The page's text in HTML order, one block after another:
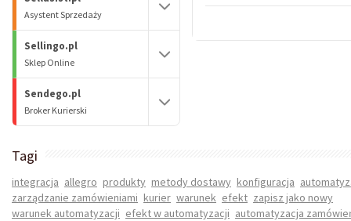
Asystent Sprzedaży
Sellingo.pl
Sklep Online
Sendego.pl
Broker Kurierski
Tagi
integracja allegro produkty metody dostawy konfiguracja
zarządzanie zamówieniami kurier warunek efekt zapisz jako nowy
warunek automatyzacji efekt w automatyzacji automatyzacja